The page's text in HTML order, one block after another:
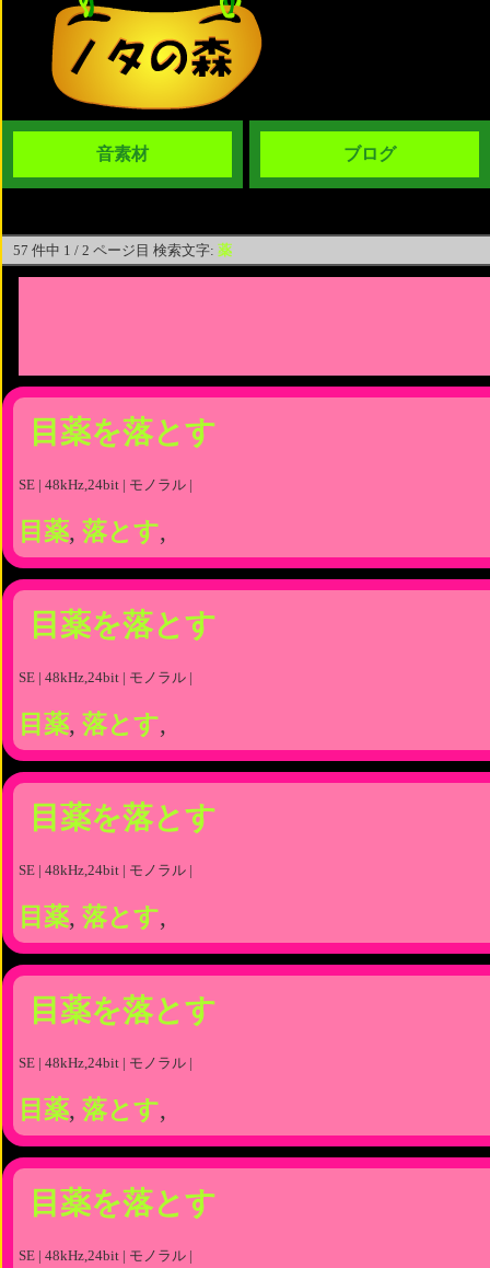
音素材 ブログ
57 件中 1 / 2 ページ目 検索文字: 薬
目薬を落とす
SE | 48kHz,24bit | モノラル |
目薬, 落とす,
目薬を落とす
SE | 48kHz,24bit | モノラル |
目薬, 落とす,
目薬を落とす
SE | 48kHz,24bit | モノラル |
目薬, 落とす,
目薬を落とす
SE | 48kHz,24bit | モノラル |
目薬, 落とす,
目薬を落とす
SE | 48kHz,24bit | モノラル |